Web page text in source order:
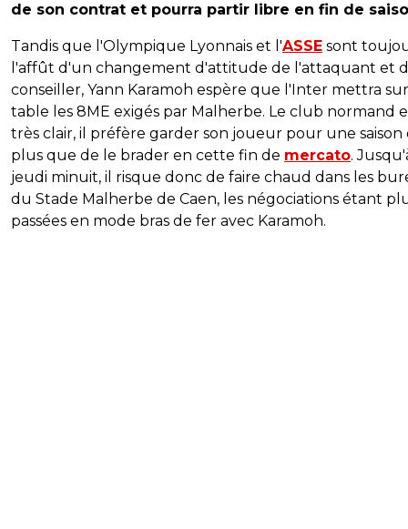
de son contrat et pourra partir libre en fin de
Tandis que l'Olympique Lyonnais et l'ASSE sont
l'affût d'un changement d'attitude de l'attaquant et
conseiller, Yann Karamoh espère que l'Inter mettra
table les 8ME exigés par Malherbe. Le club normand
très clair, il préfère garder son joueur pour une saison
plus que de le brader en cette fin de mercato.
jeudi minuit, il risque donc de faire chaud dans les
du Stade Malherbe de Caen, les négociations étant
passées en mode bras de fer avec Karamoh.